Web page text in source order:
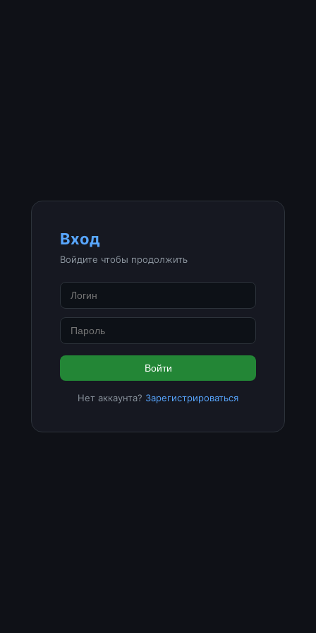
Вход
Войдите чтобы продолжить
Войти
Нет аккаунта? Зарегистрироваться